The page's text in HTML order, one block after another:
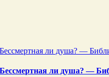
Бессмертная ли душа? —
Бессмертная ли душа? —